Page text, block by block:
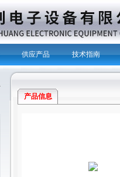
供应产品 技术指南
产品信息